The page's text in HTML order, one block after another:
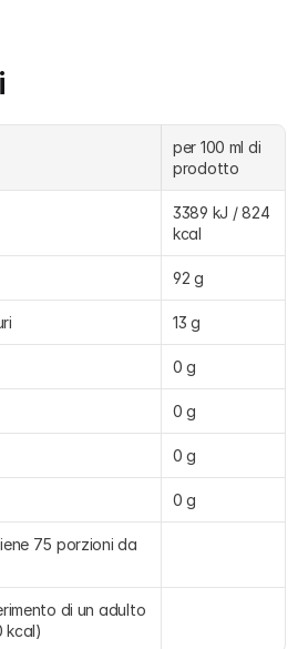
per 100 ml di
prodotto
3389 kJ / 824
kcal
92 g
13 g
0 g
0 g
0 g
0 g
75 porzioni da
di un adulto
kcal)